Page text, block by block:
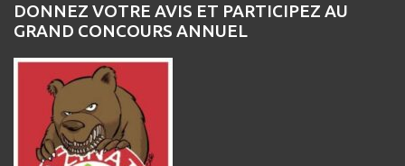
DONNEZ VOTRE AVIS ET PARTICIPEZ AU
GRAND CONCOURS ANNUEL